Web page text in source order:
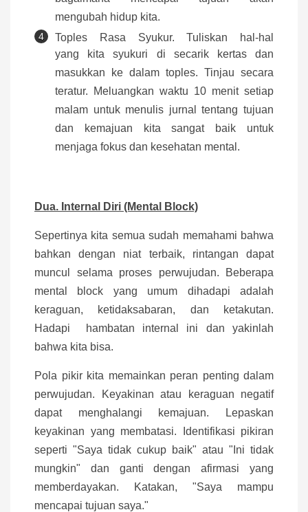
mengubah hidup kita.
Toples Rasa Syukur. Tuliskan hal-hal
yang kita syukuri di secarik kertas dan
masukkan ke dalam toples. Tinjau secara
teratur. Meluangkan waktu 10 menit setiap
malam untuk menulis jurnal tentang tujuan
dan kemajuan kita sangat baik untuk
menjaga fokus dan kesehatan mental.
Dua. Internal Diri (Mental Block)
Sepertinya kita semua sudah memahami bahwa
bahkan dengan niat terbaik, rintangan dapat
muncul selama proses perwujudan. Beberapa
mental block yang umum dihadapi adalah
keraguan, ketidaksabaran, dan ketakutan.
Hadapi hambatan internal ini dan yakinlah
bahwa kita bisa.
Pola pikir kita memainkan peran penting dalam
perwujudan. Keyakinan atau keraguan negatif
dapat menghalangi kemajuan. Lepaskan
keyakinan yang membatasi. Identifikasi pikiran
seperti "Saya tidak cukup baik" atau "Ini tidak
mungkin" dan ganti dengan afirmasi yang
memberdayakan. Katakan, "Saya mampu
mencapai tujuan saya."